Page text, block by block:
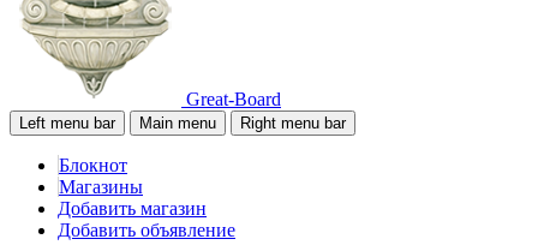
Great-Board
Left menu bar Main menu Right menu bar
Блокнот
Магазины
Добавить магазин
Добавить объявление